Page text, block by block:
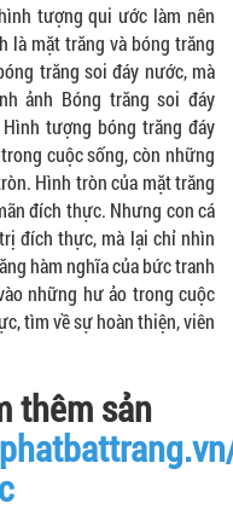
tượng qui ước làm nên
mặt trăng và bóng trăng
trăng soi đáy nước, mà
ảnh Bóng trăng soi đáy
tượng bóng trăng đáy
cuộc sống, còn những
Hình tròn của mặt trăng
đích thực. Nhưng con cá
đích thực, mà lại chỉ nhìn
hàm nghĩa của bức tranh
những hư ảo trong cuộc
tìm về sự hoàn thiện, viên
thêm sản